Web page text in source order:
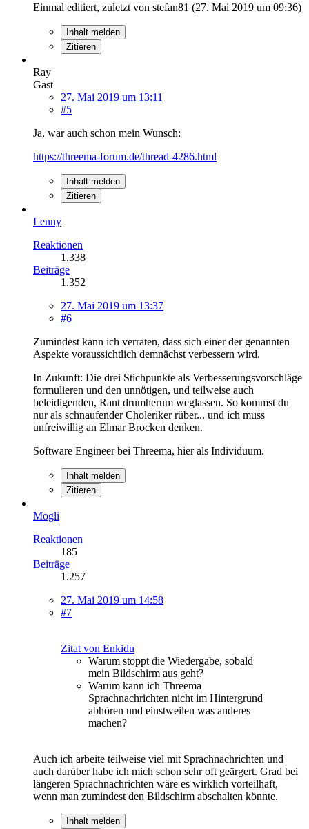
Einmal editiert, zuletzt von stefan81 (27. Mai 2019 um 09:36)
Inhalt melden
Zitieren
Ray
Gast
27. Mai 2019 um 13:11
#5
Ja, war auch schon mein Wunsch:
https://threema-forum.de/thread-4286.html
Inhalt melden
Zitieren
Lenny
Reaktionen
1.338
Beiträge
1.352
27. Mai 2019 um 13:37
#6
Zumindest kann ich verraten, dass sich einer der genannten
Aspekte voraussichtlich demnächst verbessern wird.
In Zukunft: Die drei Stichpunkte als Verbesserungsvorschläge
formulieren und den unnötigen, und teilweise auch
beleidigenden, Rant drumherum weglassen. So kommst du
nur als schnaufender Choleriker rüber... und ich muss
unfreiwillig an Elmar Brocken denken.
Software Engineer bei Threema, hier als Individuum.
Inhalt melden
Zitieren
Mogli
Reaktionen
185
Beiträge
1.257
27. Mai 2019 um 14:58
#7
Zitat von Enkidu
Warum stoppt die Wiedergabe, sobald
mein Bildschirm aus geht?
Warum kann ich Threema
Sprachnachrichten nicht im Hintergrund
abhören und einstweilen was anderes
machen?
Auch ich arbeite teilweise viel mit Sprachnachrichten und
auch darüber habe ich mich schon sehr oft geärgert. Grad bei
längeren Sprachnachrichten wäre es wirklich vorteilhaft,
wenn man zumindest den Bildschirm abschalten könnte.
Inhalt melden